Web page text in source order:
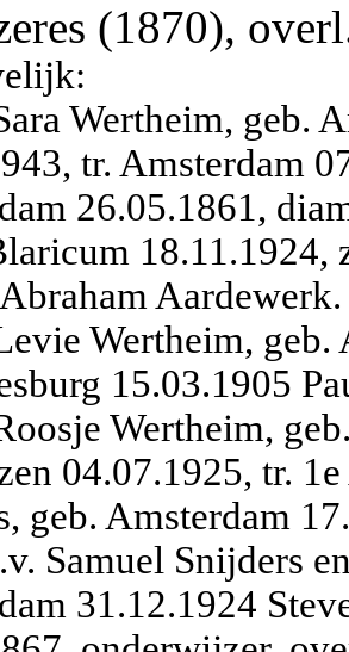
(1870),
Wertheim, geb.
tr. Amsterdam
26.05.1861,
18.11.1924,
Aardewerk.
Wertheim, geb.
15.03.1905
Wertheim,
04.07.1925, tr.
geb. Amsterdam
Samuel Snijders
31.12.1924